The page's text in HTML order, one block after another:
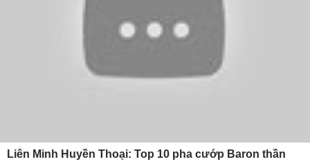
Liên Minh Huyền Thoại: Top 10 pha cướp Baron thần